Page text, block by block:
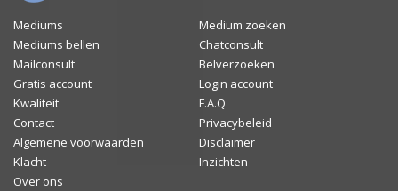
Mediums
Medium zoeken
Mediums bellen
Chatconsult
Mailconsult
Belverzoeken
Gratis account
Login account
Kwaliteit
F.A.Q
Contact
Privacybeleid
Algemene voorwaarden
Disclaimer
Klacht
Inzichten
Over ons